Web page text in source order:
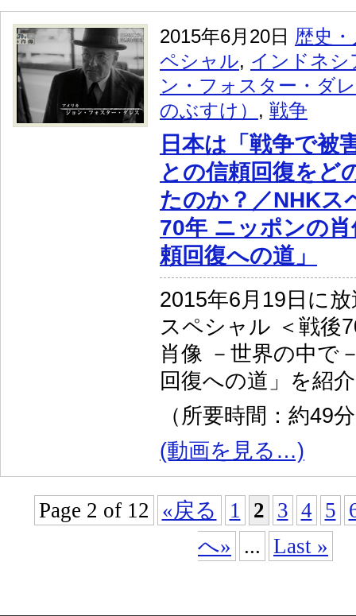
2015年6月20日 歴史
ペシャル, インドネシ
ン・フォスター・ダ
のぶすけ） , 戦争
日本は「戦争で被
との信頼回復をど
たのか？／NHKス
70年 ニッポンの
頼回復への道」
2015年6月19日に
スペシャル ＜戦後
肖像 －世界の中で
回復への道」を紹
（所要時間：約49
(動画を見る…)
Page 2 of 12 «戻る 1 2 3 4 5
へ»
... Last »